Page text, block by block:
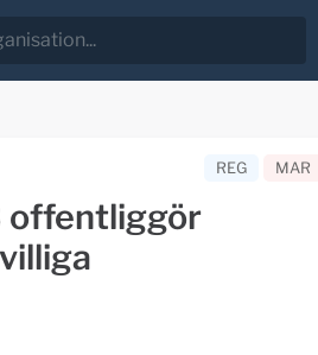
REG MAR
offentliggör